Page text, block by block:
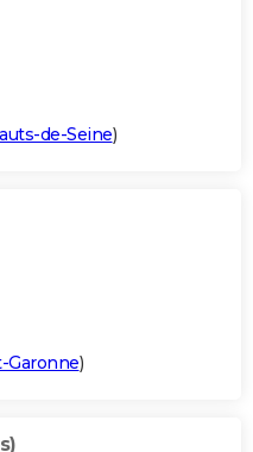
de-Seine)
Garonne)